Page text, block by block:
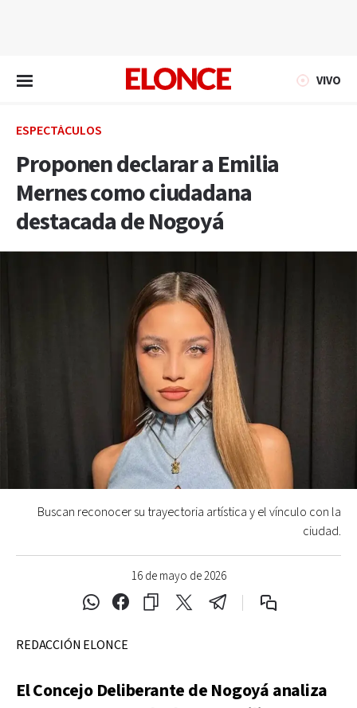
VIVO
ESPECTÁCULOS
Proponen declarar a Emilia
Mernes como ciudadana
destacada de Nogoyá
16 de mayo de 2026
Buscan reconocer su trayectoria artística y el vínculo con la
ciudad.
REDACCIÓN ELONCE
El Concejo Deliberante de Nogoyá analiza